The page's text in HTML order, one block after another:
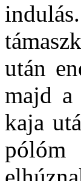
után
majd a
kaja
pólóm